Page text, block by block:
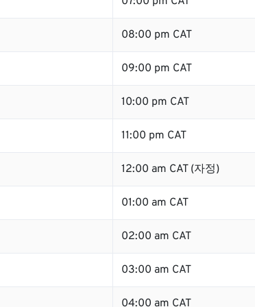
08:00 pm CAT
09:00 pm CAT
10:00 pm CAT
11:00 pm CAT
12:00 am CAT (자정)
01:00 am CAT
02:00 am CAT
03:00 am CAT
04:00 am CAT